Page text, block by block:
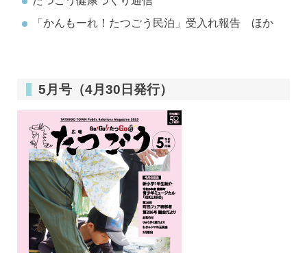
「かんもーれ！たつごう民泊」受入れ報告 ほか
5月号（4月30日発行）